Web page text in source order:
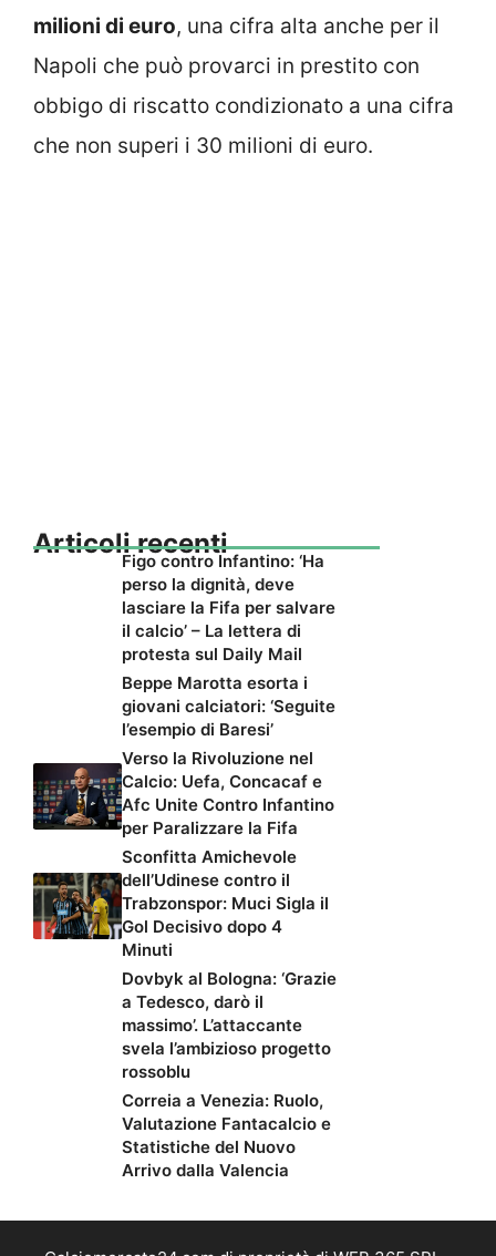
milioni di euro, una cifra alta anche per il
Napoli che può provarci in prestito con
obbigo di riscatto condizionato a una cifra
che non superi i 30 milioni di euro.
Articoli recenti
Figo contro Infantino: ‘Ha
perso la dignità, deve
lasciare la Fifa per salvare
il calcio’ – La lettera di
protesta sul Daily Mail
Beppe Marotta esorta i
giovani calciatori: ‘Seguite
l’esempio di Baresi’
Verso la Rivoluzione nel
Calcio: Uefa, Concacaf e
Afc Unite Contro Infantino
per Paralizzare la Fifa
Sconfitta Amichevole
dell’Udinese contro il
Trabzonspor: Muci Sigla il
Gol Decisivo dopo 4
Minuti
Dovbyk al Bologna: ‘Grazie
a Tedesco, darò il
massimo’. L’attaccante
svela l’ambizioso progetto
rossoblu
Correia a Venezia: Ruolo,
Valutazione Fantacalcio e
Statistiche del Nuovo
Arrivo dalla Valencia